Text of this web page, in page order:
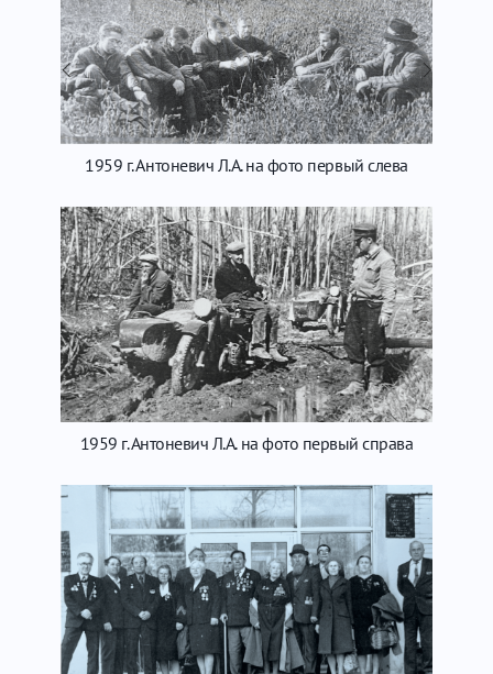
1959 г. Антоневич Л.А. на фото первый слева
1959 г. Антоневич Л.А. на фото первый справа